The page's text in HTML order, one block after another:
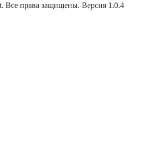
Все права защищены. Версия 1.0.4